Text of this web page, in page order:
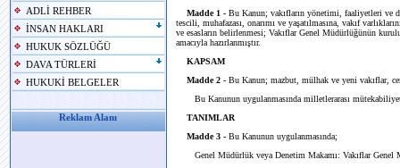
ADLİ REHBER
İNSAN HAKLARI
HUKUK SÖZLÜĞÜ
DAVA TÜRLERİ
HUKUKİ BELGELER
Reklam Alanı
Madde 1 - Bu Kanun; vakıfların yönetimi, faaliyetleri ve
tescili, muhafazası, onarımı ve yaşatılmasına, vakıf
ve esasların belirlenmesi; Vakıflar Genel Müdürlüğünün
amacıyla hazırlanmıştır.
KAPSAM
Madde 2 - Bu Kanun; mazbut, mülhak ve yeni vakıflar,
Bu Kanunun uygulanmasında milletlerarası
TANIMLAR
Madde 3 - Bu Kanunun uygulanmasında;
Genel Müdürlük veya Denetim Makamı: Vakıflar Genel